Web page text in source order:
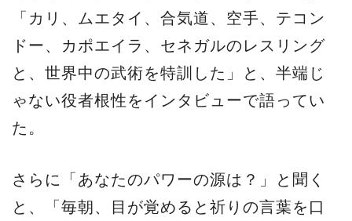
「カリ、ムエタイ、合気道、空手、テコン
ドー、カポエイラ、セネガルのレスリング
と、世界中の武術を特訓した」と、半端じ
ゃない役者根性をインタビューで語ってい
た。
さらに「あなたのパワーの源は？」と聞く
と、「毎朝、目が覚めると祈りの言葉を口